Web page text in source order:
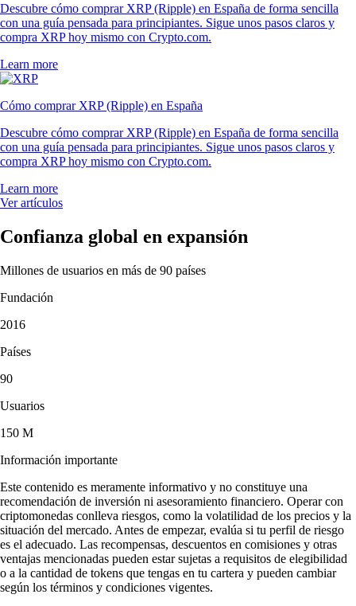
Descubre cómo comprar XRP (Ripple) en España de forma sencilla
con una guía pensada para principiantes. Sigue unos pasos claros y
compra XRP hoy mismo con Crypto.com.
Learn more
Cómo comprar XRP (Ripple) en España
Descubre cómo comprar XRP (Ripple) en España de forma sencilla
con una guía pensada para principiantes. Sigue unos pasos claros y
compra XRP hoy mismo con Crypto.com.
Learn more
Ver artículos
Confianza global en expansión
Millones de usuarios en más de 90 países
Fundación
2016
Países
90
Usuarios
150 M
Información importante
Este contenido es meramente informativo y no constituye una
recomendación de inversión ni asesoramiento financiero. Operar con
criptomonedas conlleva riesgos, como la volatilidad de los precios y la
situación del mercado. Antes de empezar, evalúa si tu perfil de riesgo
es el adecuado. Las recompensas, descuentos en comisiones y otras
ventajas mencionadas pueden estar sujetas a requisitos de elegibilidad
o a la cantidad de tokens que tengas en tu cartera y pueden cambiar
según los términos y condiciones vigentes.